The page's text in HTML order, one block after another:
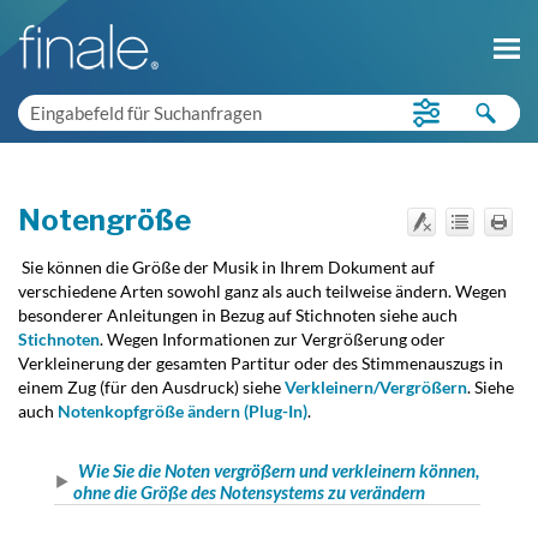
Notengröße
Sie können die Größe der Musik in Ihrem Dokument auf
verschiedene Arten sowohl ganz als auch teilweise ändern. Wegen
besonderer Anleitungen in Bezug auf Stichnoten siehe auch
Stichnoten. Wegen Informationen zur Vergrößerung oder
Verkleinerung der gesamten Partitur oder des Stimmenauszugs in
einem Zug (für den Ausdruck) sieheVerkleinern/Vergrößern. Siehe
auch Notenkopfgröße ändern (Plug-In).
Wie Sie die Noten vergrößern und verkleinern können,
ohne die Größe des Notensystems zu verändern